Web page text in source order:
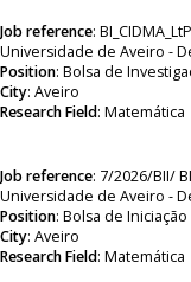
Job reference:
Universidade de Aveiro -
Position: Bolsa de
City: Aveiro
Research Field: Matemática
Job reference: 7/2026/BII/
Universidade de Aveiro -
Position: Bolsa de
City: Aveiro
Research Field: Matemática